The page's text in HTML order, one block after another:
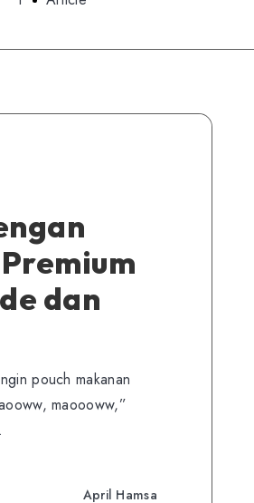
dan
pouch makanan
maoooww,”
April Hamsa